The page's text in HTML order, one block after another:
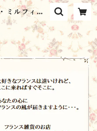
ミルフィー
Feuilles